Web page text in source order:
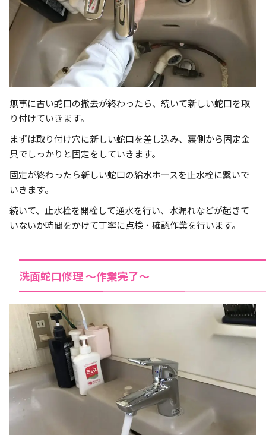
無事に古い蛇口の撤去が終わったら、続いて新しい蛇口を取
り付けていきます。
まずは取り付け穴に新しい蛇口を差し込み、裏側から固定金
具でしっかりと固定をしていきます。
固定が終わったら新しい蛇口の給水ホースを止水栓に繋いで
いきます。
続いて、止水栓を開栓して通水を行い、水漏れなどが起きて
いないか時間をかけて丁寧に点検・確認作業を行います。
洗面蛇口修理 ～作業完了～